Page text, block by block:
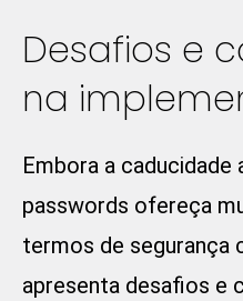
Desafios e
na
Embora a caducidade
passwords ofereça
termos de segurança
apresenta desafios e